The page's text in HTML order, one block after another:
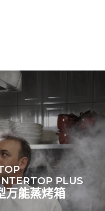
二氧化碳数据来
源：
假设每周使用以下清洗程序(42
周/年)：
1次长时清洗
1次中时清洗
PLUS
万能蒸烤箱